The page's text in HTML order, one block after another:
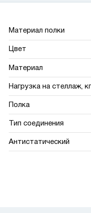
Материал полки
Цвет
Материал
Нагрузка на стеллаж,
Полка
Тип соединения
Антистатический